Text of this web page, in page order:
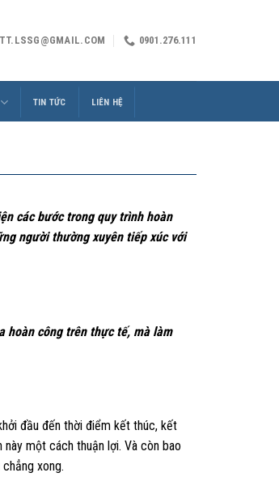
0901.276.111
TIN TỨC LIÊN HỆ
các bước trongquy trình hoàn
người thường xuyên tiếp xúc với
công trên thực tế, mà làm
đầu đến thời điểm kết thúc, kết
một cách thuận lợi. Và còn bao
xong.